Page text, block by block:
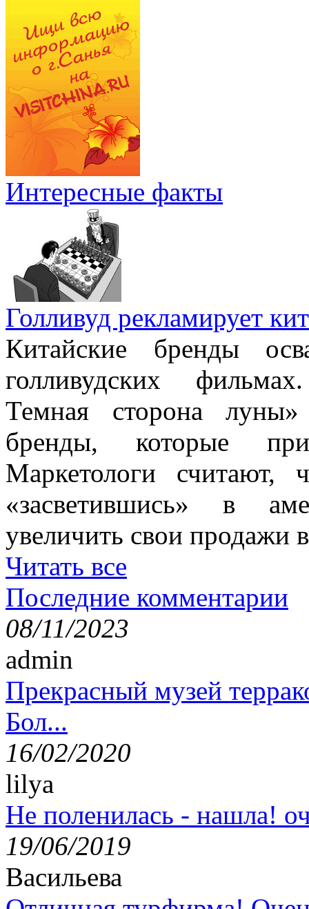
Интересные факты
Голливуд рекламирует
Китайские бренды
голливудских
Темная сторона луны»
бренды, которые
Маркетологи считают,
«засветившись» в
увеличить свои продажи
Читать все
Последние комментарии
08/11/2023
admin
Прекрасный музей
Бол...
16/02/2020
lilya
Не поленилась - нашла!
19/06/2019
Васильева